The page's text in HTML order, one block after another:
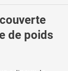
de poids